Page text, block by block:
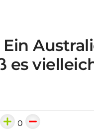
es
0